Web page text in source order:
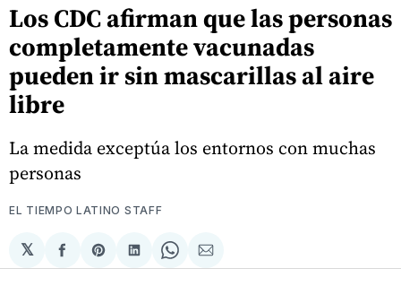
Los CDC afirman que las personas
completamente vacunadas
pueden ir sin mascarillas al aire
libre
La medida exceptúa los entornos con muchas
personas
EL TIEMPO LATINO STAFF
𝕏
Compartir
en
Share
on
Compartir
en
Share
on
Compartir
via